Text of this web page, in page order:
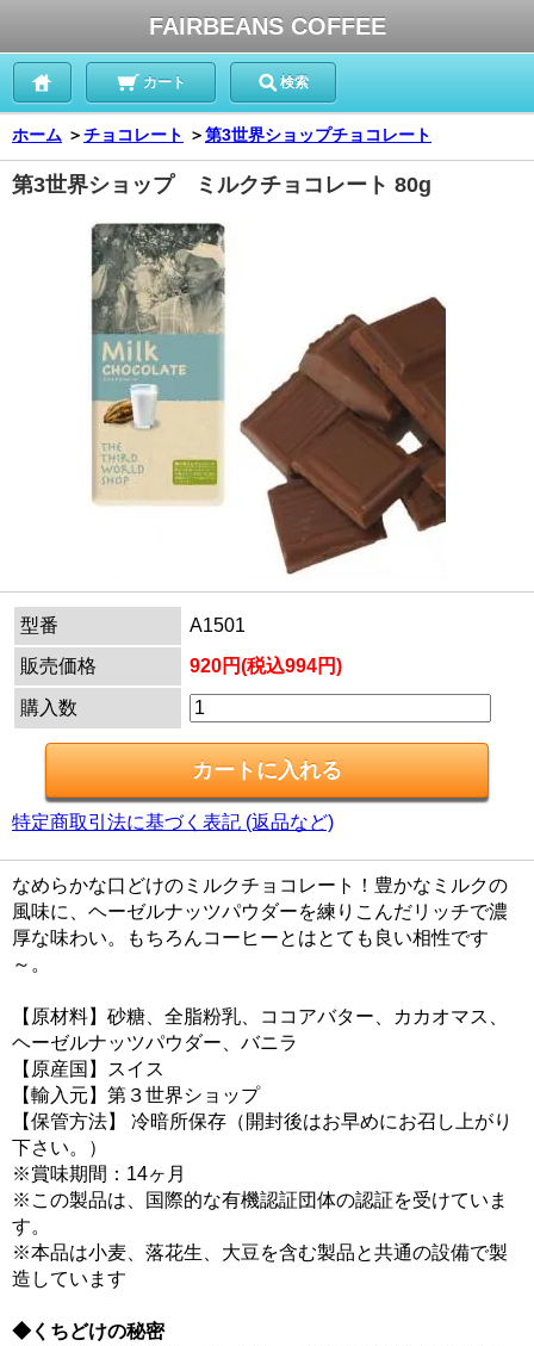
FAIRBEANS COFFEE
カート 検索
ホーム ＞チョコレート ＞第3世界ショップチョコレート
第3世界ショップ ミルクチョコレート 80g
型番
A1501
販売価格
920円(税込994円)
購入数
特定商取引法に基づく表記 (返品など)
なめらかな口どけのミルクチョコレート！豊かなミルクの
風味に、ヘーゼルナッツパウダーを練りこんだリッチで濃
厚な味わい。もちろんコーヒーとはとても良い相性です
～。
【原材料】砂糖、全脂粉乳、ココアバター、カカオマス、
ヘーゼルナッツパウダー、バニラ
【原産国】スイス
【輸入元】第３世界ショップ
【保管方法】 冷暗所保存（開封後はお早めにお召し上がり
下さい。）
※賞味期間：14ヶ月
※この製品は、国際的な有機認証団体の認証を受けていま
す。
※本品は小麦、落花生、大豆を含む製品と共通の設備で製
造しています
◆くちどけの秘密